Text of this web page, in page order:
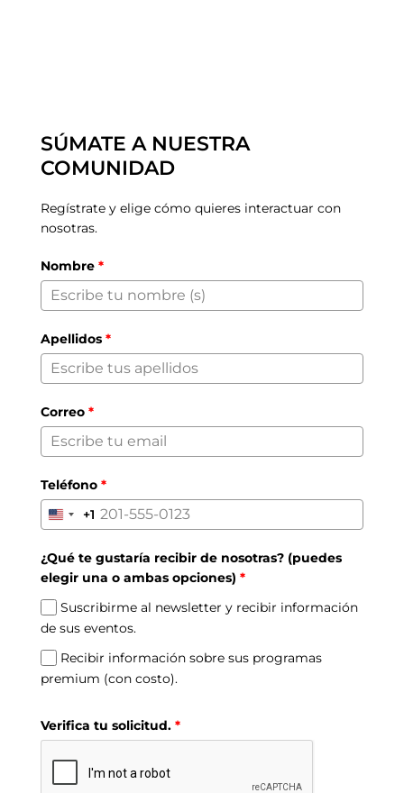
SÚMATE A NUESTRA
COMUNIDAD
Regístrate y elige cómo quieres interactuar con
nosotras.
Nombre *
Apellidos *
Correo *
Teléfono *
United
+1
+1
¿Qué te gustaría recibir de nosotras? (puedes
elegir una o ambas opciones) *
Suscribirme al newsletter y recibir información
de sus eventos.
Recibir información sobre sus programas
premium (con costo).
Verifica tu solicitud. *